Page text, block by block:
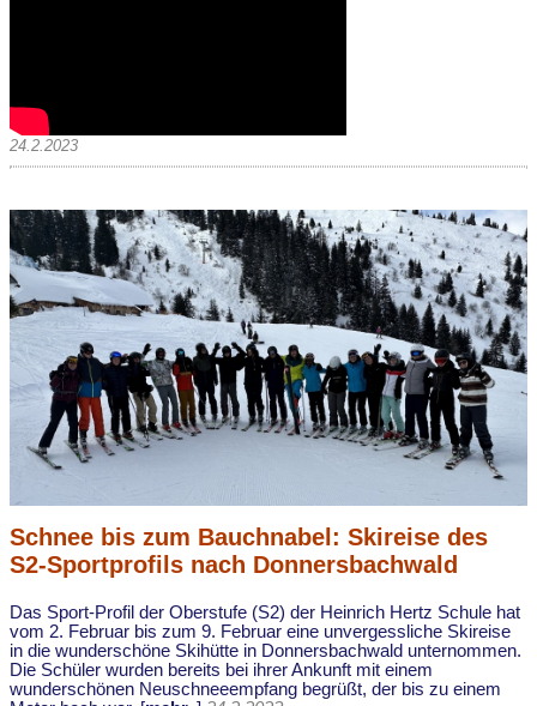
24.2.2023
Schnee bis zum Bauchnabel: Skireise des
S2-Sportprofils nach Donnersbachwald
Das Sport-Profil der Oberstufe (S2) der Heinrich Hertz Schule hat
vom 2. Februar bis zum 9. Februar eine unvergessliche Skireise
in die wunderschöne Skihütte in Donnersbachwald unternommen.
Die Schüler wurden bereits bei ihrer Ankunft mit einem
wunderschönen Neuschneeempfang begrüßt, der bis zu einem